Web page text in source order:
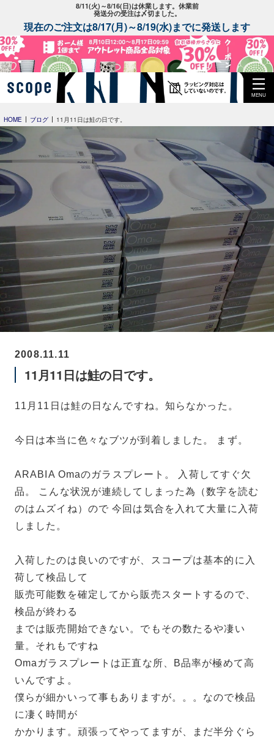
8/11(火)～8/16(日)は休業します。休業前
発送分の受注は〆切ました。
現在のご注文は8/17(月)～8/19(水)までに発送します
MENU
HOME ブログ 11月11日は鮭の日です。
2008.11.11
11月11日は鮭の日です。
11月11日は鮭の日なんですね。知らなかった。
今日は本当に色々なブツが到着しました。 まず。
ARABIA Omaのガラスプレート。 入荷してすぐ欠
品。 こんな状況が連続してしまった為（数字を読む
のはムズイね）ので 今回は気合を入れて大量に入荷
しました。
入荷したのは良いのですが、スコープは基本的に入
荷して検品して
販売可能数を確定してから販売スタートするので、
検品が終わる
までは販売開始できない。でもその数たるや凄い
量。それもですね
Omaガラスプレートは正直な所、B品率が極めて高
いんですよ。
僕らが細かいって事もありますが。。。なので検品
に凄く時間が
かかります。頑張ってやってますが、まだ半分ぐら